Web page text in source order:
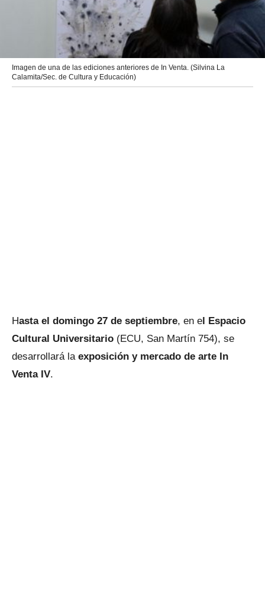
Imagen de una de las ediciones anteriores de In Venta. (Silvina La
Calamita/Sec. de Cultura y Educación)
Hasta el domingo 27 de septiembre, en el Espacio
Cultural Universitario (ECU, San Martín 754), se
desarrollará la exposición y mercado de arte In
Venta IV.